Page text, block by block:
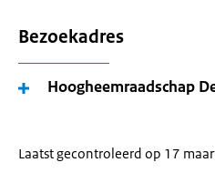
Bezoekadres
Hoogheemraadschap
Laatst gecontroleerd op 17